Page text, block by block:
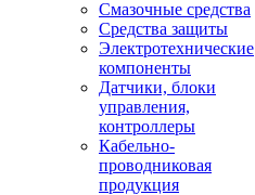
Смазочные средства
Средства защиты
Электротехнические
компоненты
Датчики, блоки
управления,
контроллеры
Кабельно-
проводниковая
продукция